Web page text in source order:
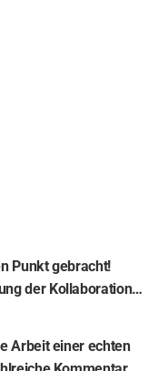
Punkt gebracht!
der Kollaboration
und Kumamine
Arbeit einer echten